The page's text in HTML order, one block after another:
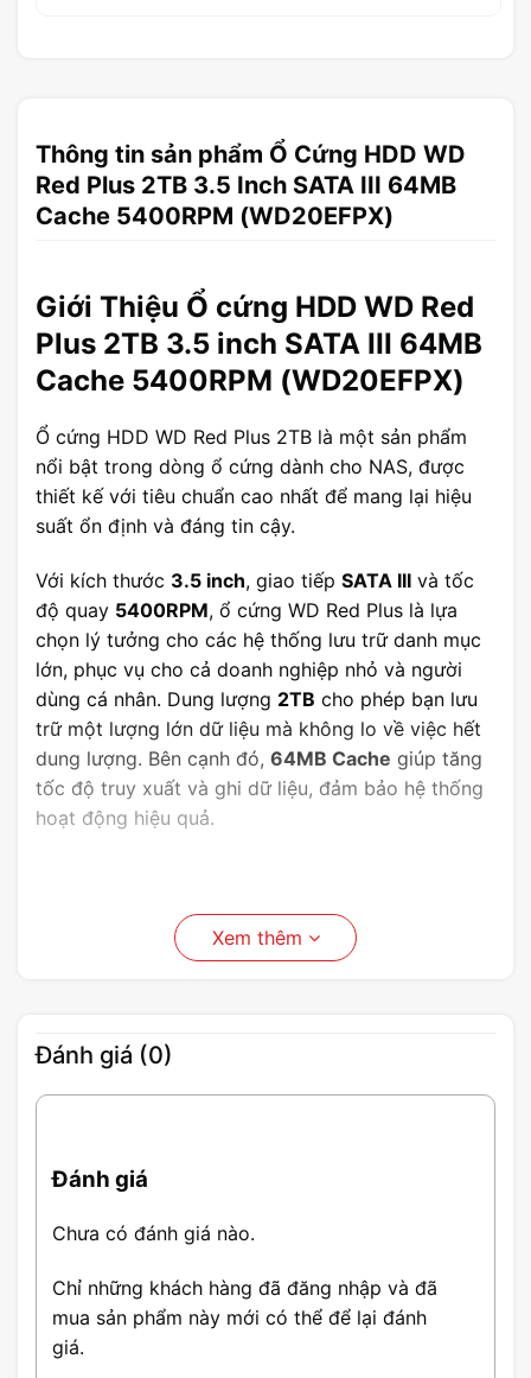
Thông tin sản phẩm Ổ Cứng HDD WD
Red Plus 2TB 3.5 Inch SATA III 64MB
Cache 5400RPM (WD20EFPX)
Giới Thiệu Ổ cứng HDD WD Red
Plus 2TB 3.5 inch SATA III 64MB
Cache 5400RPM (WD20EFPX)
Ổ cứng HDD WD Red Plus 2TB là một sản phẩm
nổi bật trong dòng ổ cứng dành cho NAS, được
thiết kế với tiêu chuẩn cao nhất để mang lại hiệu
suất ổn định và đáng tin cậy.
Với kích thước 3.5 inch, giao tiếp SATA III và tốc
độ quay 5400RPM, ổ cứng WD Red Plus là lựa
chọn lý tưởng cho các hệ thống lưu trữ danh mục
lớn, phục vụ cho cả doanh nghiệp nhỏ và người
dùng cá nhân. Dung lượng 2TB cho phép bạn lưu
trữ một lượng lớn dữ liệu mà không lo về việc hết
dung lượng. Bên cạnh đó, 64MB Cache giúp tăng
tốc độ truy xuất và ghi dữ liệu, đảm bảo hệ thống
hoạt động hiệu quả.
Thông Số Ổ cứng HDD WD Red
Xem thêm
Đánh giá (0)
Đánh giá
Chưa có đánh giá nào.
Chỉ những khách hàng đã đăng nhập và đã
mua sản phẩm này mới có thể để lại đánh
giá.